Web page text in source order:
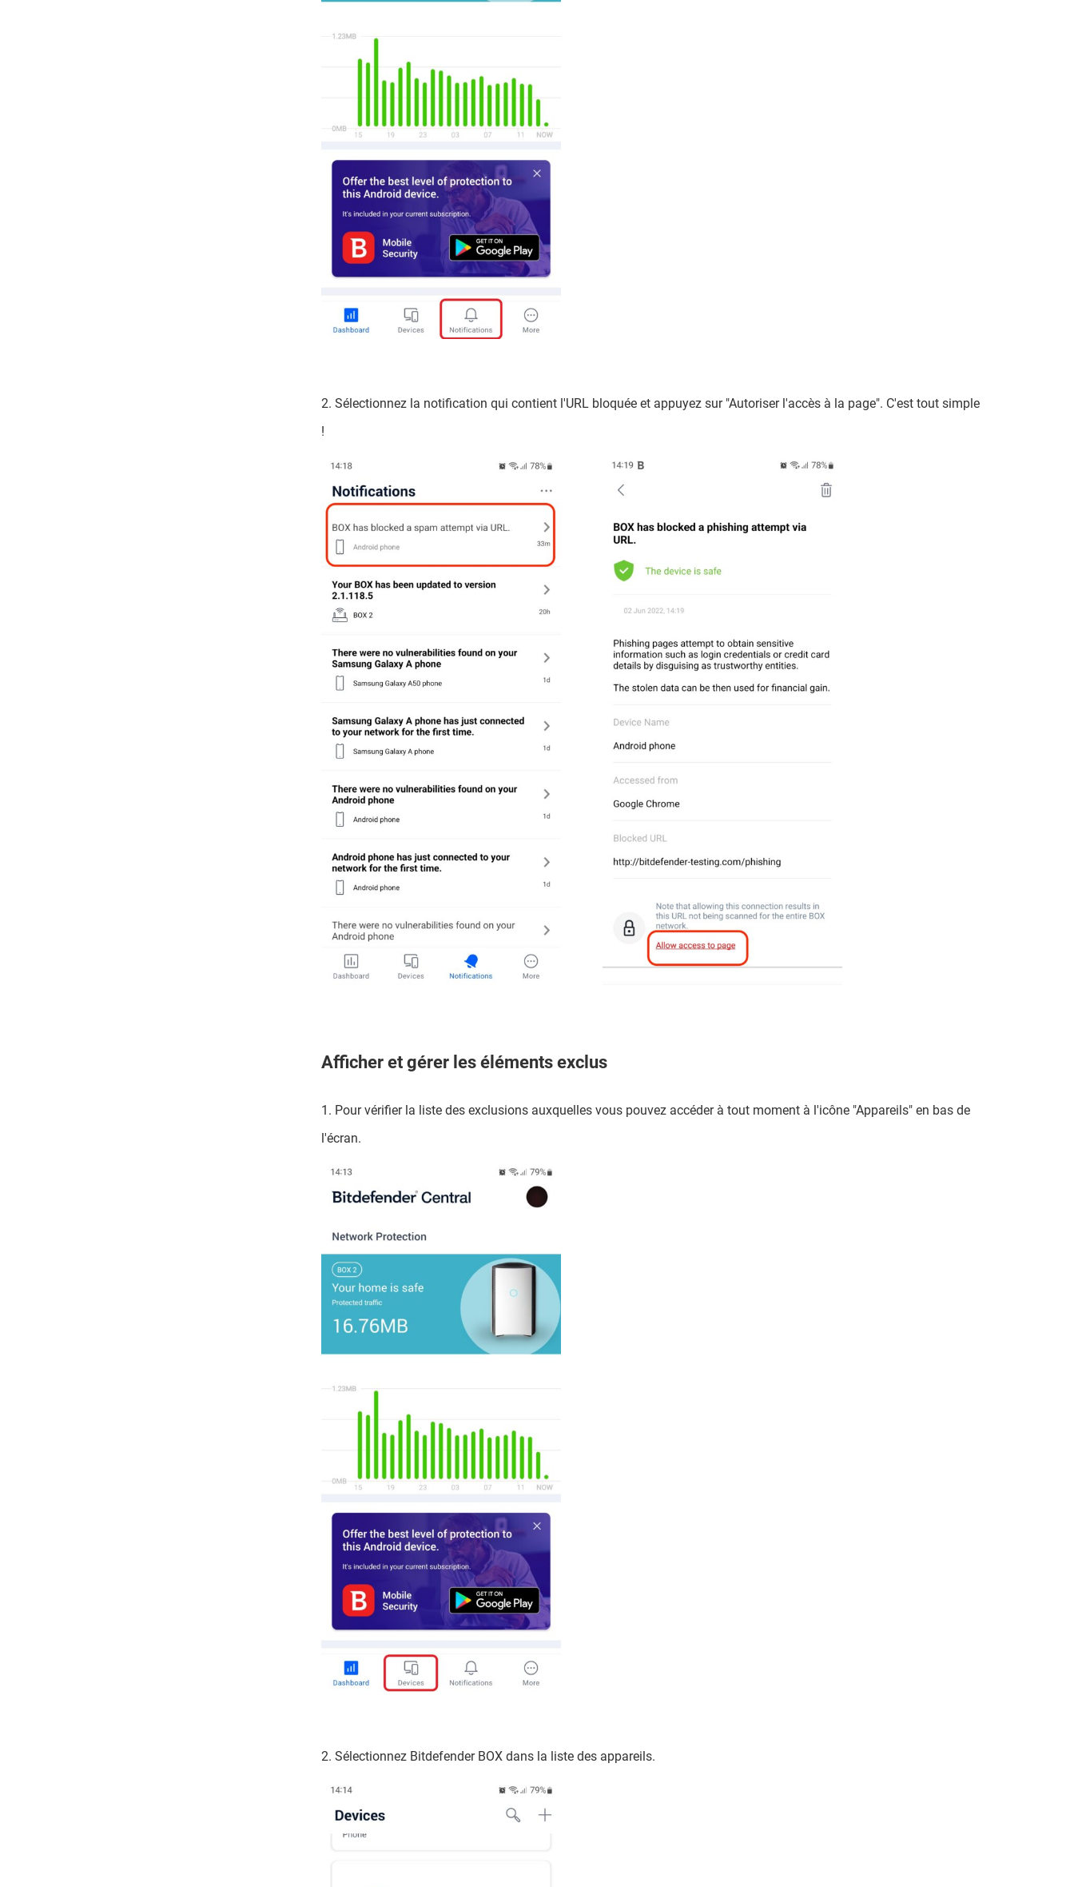
2. Sélectionnez la notification qui contient l'URL bloquée et appuyez sur "Autoriser l'accès à la page". C'est tout simple
!
Afficher et gérer les éléments exclus
1. Pour vérifier la liste des exclusions auxquelles vous pouvez accéder à tout moment à l'icône "Appareils" en bas de
l'écran.
2. Sélectionnez Bitdefender BOX dans la liste des appareils.